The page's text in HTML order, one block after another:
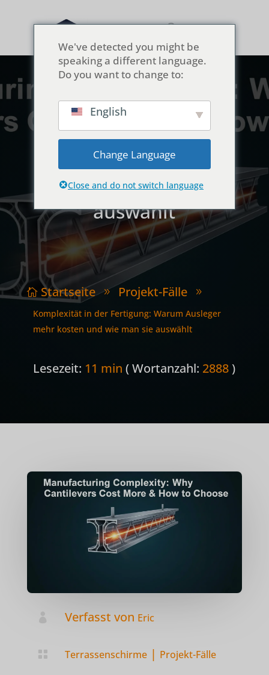
Komplexität in der
Fertigung: Warum
Ausleger mehr kosten
und wie man sie
auswählt
 Startseite 9 Projekt-Fälle 9
Komplexität in der Fertigung: Warum Ausleger
mehr kosten und wie man sie auswählt
Lesezeit: 11 min ( Wortanzahl: 2888 )
Verfasst von Eric
 Terrassenschirme| Projekt-Fälle
We've detected you might be
speaking a different language.
Do you want to change to:
English
Change Language
Close and do not switch language